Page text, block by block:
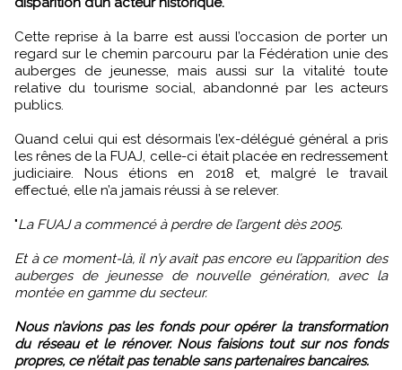
Cette reprise à la barre est aussi l’occasion de porter un
regard sur le chemin parcouru par la Fédération unie des
auberges de jeunesse, mais aussi sur la vitalité toute
relative du tourisme social, abandonné par les acteurs
publics.
Quand celui qui est désormais l’ex-délégué général a pris
les rênes de la FUAJ, celle-ci était placée en redressement
judiciaire. Nous étions en 2018 et, malgré le travail
effectué, elle n’a jamais réussi à se relever.
"La FUAJ a commencé à perdre de l’argent dès 2005.
Et à ce moment-là, il n’y avait pas encore eu l’apparition des
auberges de jeunesse de nouvelle génération, avec la
montée en gamme du secteur.
Nous n’avions pas les fonds pour opérer la transformation
du réseau et le rénover. Nous faisions tout sur nos fonds
propres, ce n’était pas tenable sans partenaires bancaires.